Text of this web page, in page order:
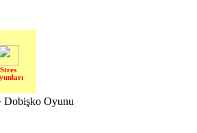
Stres
Oyunu